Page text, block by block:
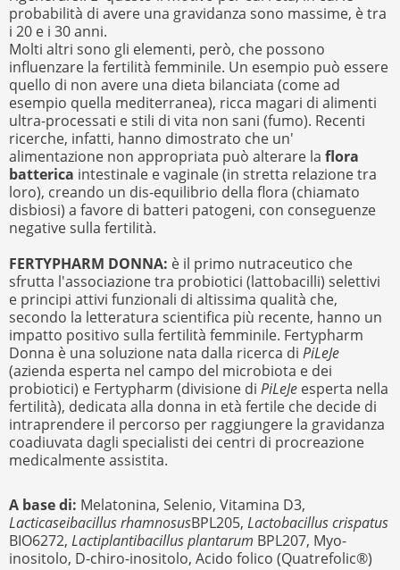
probabilità di avere una gravidanza sono massime, è tra
i 20 e i 30 anni.
Molti altri sono gli elementi, però, che possono
influenzare la fertilità femminile. Un esempio può essere
quello di non avere una dieta bilanciata (come ad
esempio quella mediterranea), ricca magari di alimenti
ultra-processati e stili di vita non sani (fumo). Recenti
ricerche, infatti, hanno dimostrato che un'
alimentazione non appropriata può alterare la flora
batterica intestinale e vaginale (in stretta relazione tra
loro), creando un dis-equilibrio della flora (chiamato
disbiosi) a favore di batteri patogeni, con conseguenze
negative sulla fertilità.
FERTYPHARM DONNA: è il primo nutraceutico che
sfrutta l'associazione tra probiotici (lattobacilli) selettivi
e principi attivi funzionali di altissima qualità che,
secondo la letteratura scientifica più recente, hanno un
impatto positivo sulla fertilità femminile. Fertypharm
Donna è una soluzione nata dalla ricerca di PiLeJe
(azienda esperta nel campo del microbiota e dei
probiotici) e Fertypharm (divisione di PiLeJe esperta nella
fertilità), dedicata alla donna in età fertile che decide di
intraprendere il percorso per raggiungere la gravidanza
coadiuvata dagli specialisti dei centri di procreazione
medicalmente assistita.
A base di: Melatonina, Selenio, Vitamina D3,
Lacticaseibacillus rhamnosusBPL205, Lactobacillus crispatus
BIO6272, Lactiplantibacillus plantarum BPL207, Myo-
inositolo, D-chiro-inositolo, Acido folico (Quatrefolic®)